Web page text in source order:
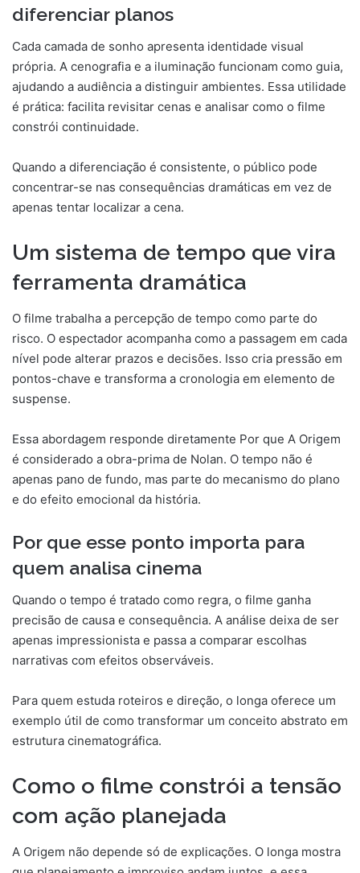
diferenciar planos
Cada camada de sonho apresenta identidade visual
própria. A cenografia e a iluminação funcionam como guia,
ajudando a audiência a distinguir ambientes. Essa utilidade
é prática: facilita revisitar cenas e analisar como o filme
constrói continuidade.
Quando a diferenciação é consistente, o público pode
concentrar-se nas consequências dramáticas em vez de
apenas tentar localizar a cena.
Um sistema de tempo que vira
ferramenta dramática
O filme trabalha a percepção de tempo como parte do
risco. O espectador acompanha como a passagem em cada
nível pode alterar prazos e decisões. Isso cria pressão em
pontos-chave e transforma a cronologia em elemento de
suspense.
Essa abordagem responde diretamente Por que A Origem
é considerado a obra-prima de Nolan. O tempo não é
apenas pano de fundo, mas parte do mecanismo do plano
e do efeito emocional da história.
Por que esse ponto importa para
quem analisa cinema
Quando o tempo é tratado como regra, o filme ganha
precisão de causa e consequência. A análise deixa de ser
apenas impressionista e passa a comparar escolhas
narrativas com efeitos observáveis.
Para quem estuda roteiros e direção, o longa oferece um
exemplo útil de como transformar um conceito abstrato em
estrutura cinematográfica.
Como o filme constrói a tensão
com ação planejada
A Origem não depende só de explicações. O longa mostra